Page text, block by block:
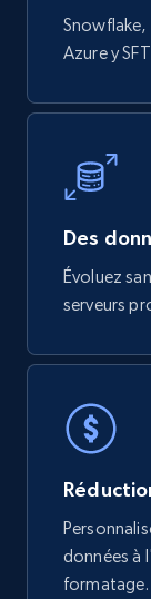
Azure y
Des
Évoluez
serveurs
données à
formatage.